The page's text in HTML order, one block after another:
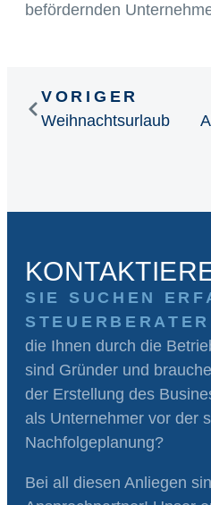
befördernden
VORIGER
Weihnachtsurlaub
SIE SUCHEN
die Ihnen durch die
sind Gründer und
der Erstellung des
als Unternehmer vor der
Nachfolgeplanung?
Bei all diesen Anliegen